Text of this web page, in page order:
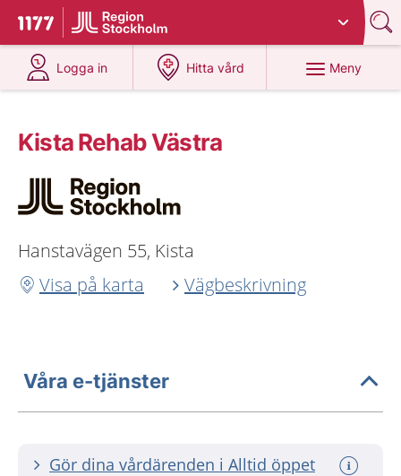
Till startsidan för 1177
Du har valt region
Logga in
på 1177.se
Hitta vård
på 1177.se
Meny
Kista Rehab Västra
Hanstavägen 55, Kista
Visa på karta
Vägbeskrivning
Våra e-tjänster
Gör dina vårdärenden i Alltid öppet